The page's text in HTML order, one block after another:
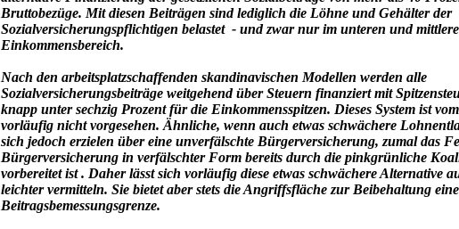
Bruttobezüge. Mit diesen Beiträgen sind lediglich die Löhne und Gehälter der
Sozialversicherungspflichtigen belastet - und zwar nur im unteren und
Einkommensbereich.
Nach den arbeitsplatzschaffenden skandinavischen Modellen werden alle
Sozialversicherungsbeiträge weitgehend über Steuern finanziert mit
knapp unter sechzig Prozent für die Einkommensspitzen. Dieses System ist
vorläufig nicht vorgesehen. Ähnliche, wenn auch etwas schwächere
sich jedoch erzielen über eine unverfälschte Bürgerversicherung, zumal das
Bürgerversicherung in verfälschter Form bereits durch die pinkgrünliche
vorbereitet ist . Daher lässt sich vorläufig diese etwas schwächere Alternative
leichter vermitteln. Sie bietet aber stets die Angriffsfläche zur Beibehaltung
Beitragsbemessungsgrenze.